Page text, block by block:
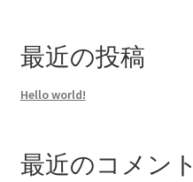
最近の投稿
Hello world!
最近のコメント